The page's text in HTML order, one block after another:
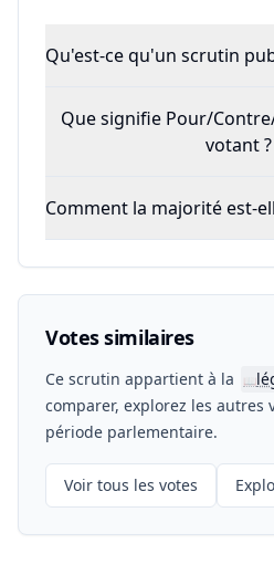
Qu'est-ce qu'un scrutin
Que signifie Pour/
votant ?
Comment la majorité est-
Votes similaires
Ce scrutin appartient à la 📖
comparer, explorez les autres
période parlementaire.
Voir tous les votes